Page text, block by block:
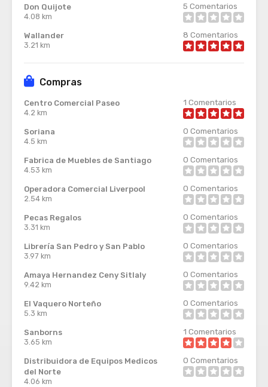
Don Quijote
4.08 km
5 Comentarios
Wallander
3.21 km
8 Comentarios
Compras
Centro Comercial Paseo
4.2 km
1 Comentarios
Soriana
4.5 km
0 Comentarios
Fabrica de Muebles de Santiago
4.53 km
0 Comentarios
Operadora Comercial Liverpool
2.54 km
0 Comentarios
Pecas Regalos
3.31 km
0 Comentarios
Librería San Pedro y San Pablo
3.97 km
0 Comentarios
Amaya Hernandez Ceny Sitlaly
9.42 km
0 Comentarios
El Vaquero Norteño
5.3 km
0 Comentarios
Sanborns
3.65 km
1 Comentarios
Distribuidora de Equipos Medicos
del Norte
4.06 km
0 Comentarios